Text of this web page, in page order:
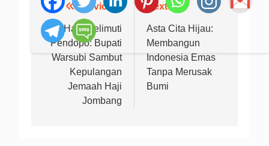
Navigasi
pos
Previous:
Isak Haru Selimuti
Pendopo: Bupati
Warsubi Sambut
Kepulangan
Jemaah Haji
Jombang
Next:
Asta Cita Hijau:
Membangun
Indonesia Emas
Tanpa Merusak
Bumi